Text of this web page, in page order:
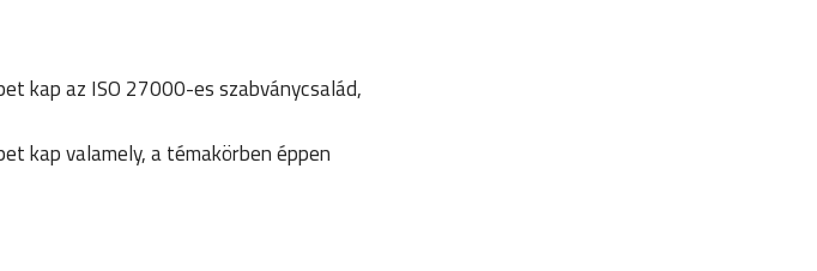
kap az ISO 27000-es szabványcsalád,
kap valamely, a témakörben éppen